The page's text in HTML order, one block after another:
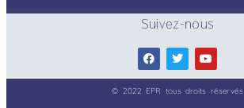
Suivez-nous
© 2022 EPR tous droits réservés